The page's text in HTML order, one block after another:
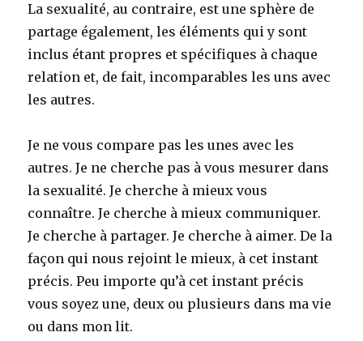
La sexualité, au contraire, est une sphère de
partage également, les éléments qui y sont
inclus étant propres et spécifiques à chaque
relation et, de fait, incomparables les uns avec
les autres.
Je ne vous compare pas les unes avec les
autres. Je ne cherche pas à vous mesurer dans
la sexualité. Je cherche à mieux vous
connaître. Je cherche à mieux communiquer.
Je cherche à partager. Je cherche à aimer. De la
façon qui nous rejoint le mieux, à cet instant
précis. Peu importe qu’à cet instant précis
vous soyez une, deux ou plusieurs dans ma vie
ou dans mon lit.